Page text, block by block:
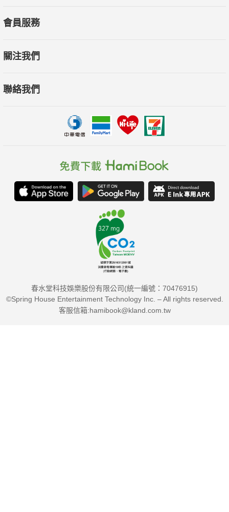
會員服務
關注我們
聯絡我們
春水堂科技娛樂股份有限公司(統一編號：70476915)
©Spring House Entertainment Technology Inc. – All rights reserved.
客服信箱:hamibook@kland.com.tw